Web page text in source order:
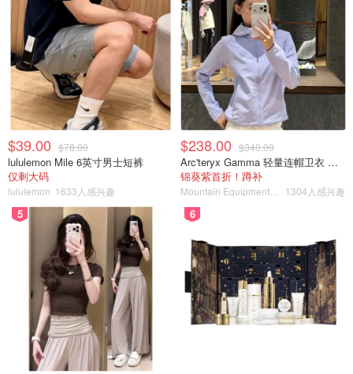
$39.00 $78.00
lululemon Mile 6英寸男士短裤
仅剩大码
lululemon 1633人感兴趣
$238.00 $340.00
Arc'teryx Gamma 轻量连帽卫衣 女款
锦葵紫首折！蹲补
1304人感兴趣
5 6